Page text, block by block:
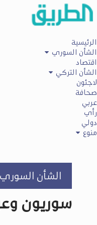
الرئيسية
الشأن السوري
اقتصاد
الشأن التركي
لاجئون
صحافة
عربي
رأي
دولي
منوع
الشأن السوري
سوريون